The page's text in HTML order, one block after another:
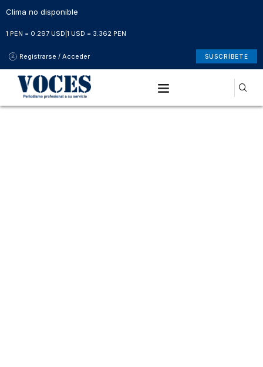
Clima no disponible
1 PEN = 0.297 USD 1 USD = 3.362 PEN
Registrarse / Acceder SUSCRÍBETE